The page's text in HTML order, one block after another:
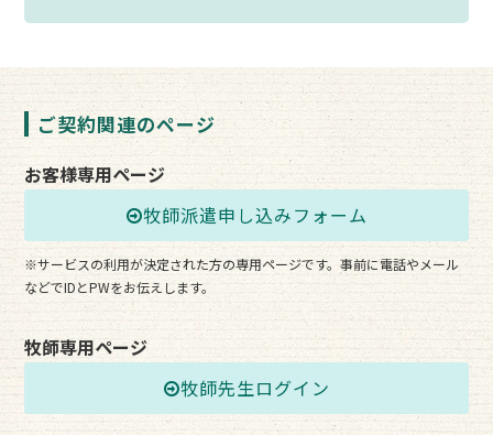
ご契約関連のページ
お客様専用ページ
牧師派遣申し込みフォーム
※サービスの利用が決定された方の専用ページです。事前に電話やメール
などでIDとPWをお伝えします。
牧師専用ページ
牧師先生ログイン